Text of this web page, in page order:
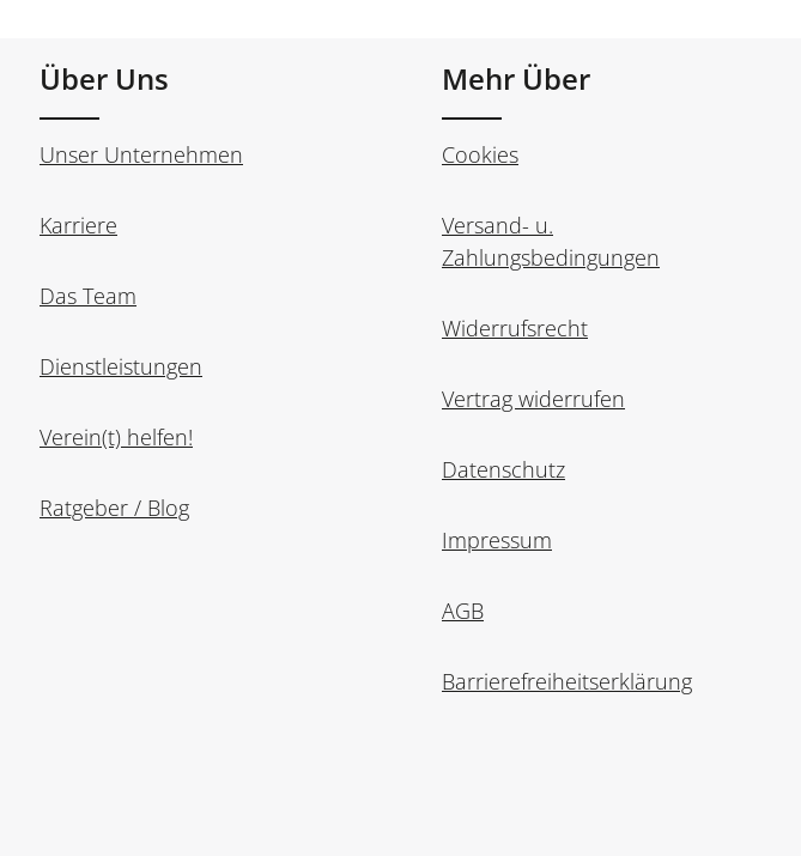
Über Uns
Unser Unternehmen
Karriere
Das Team
Dienstleistungen
Verein(t) helfen!
Ratgeber / Blog
Mehr Über
Cookies
Versand- u.
Zahlungsbedingungen
Widerrufsrecht
Vertrag widerrufen
Datenschutz
Impressum
AGB
Barrierefreiheitserklärung